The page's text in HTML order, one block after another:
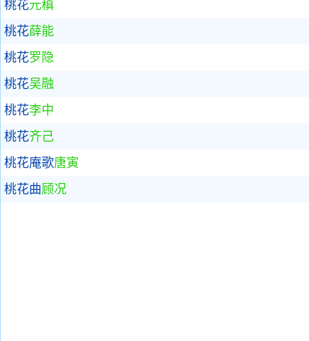
桃花元稹
桃花薛能
桃花罗隐
桃花吴融
桃花李中
桃花齐己
桃花庵歌唐寅
桃花曲顾况